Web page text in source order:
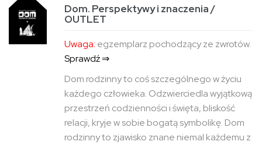
Dom. Perspektywy i znaczenia /
OUTLET
Uwaga: egzemplarz pochodzący ze zwrotów.
Sprawdź ⇒
Dom rodzinny to coś szczególnego w życiu
każdego człowieka. Odzwierciedla wyjątkową
przestrzeń codzienności i święta, bliskość
relacji, kryje w sobie bogatą symbolikę. Dom
rodzinny to zjawisko znane niemal każdemu z